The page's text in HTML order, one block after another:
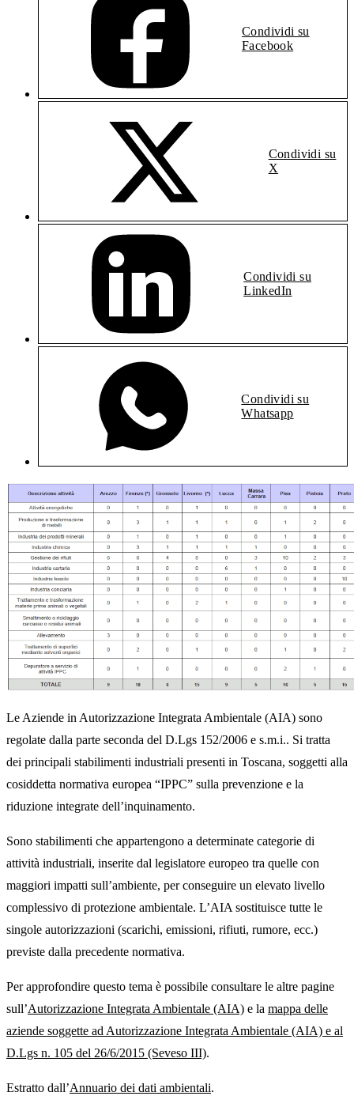
Condividi su
Facebook
Condividi su
X
Condividi su
LinkedIn
Condividi su
Whatsapp
Le Aziende in Autorizzazione Integrata Ambientale (AIA) sono
regolate dalla parte seconda del D.Lgs 152/2006 e s.m.i.. Si tratta
dei principali stabilimenti industriali presenti in Toscana, soggetti alla
cosiddetta normativa europea “IPPC” sulla prevenzione e la
riduzione integrate dell’inquinamento.
Sono stabilimenti che appartengono a determinate categorie di
attività industriali, inserite dal legislatore europeo tra quelle con
maggiori impatti sull’ambiente, per conseguire un elevato livello
complessivo di protezione ambientale. L’AIA sostituisce tutte le
singole autorizzazioni (scarichi, emissioni, rifiuti, rumore, ecc.)
previste dalla precedente normativa.
Per approfondire questo tema è possibile consultare le altre pagine
sull’Autorizzazione Integrata Ambientale (AIA) e la mappa delle
aziende soggette ad Autorizzazione Integrata Ambientale (AIA) e al
D.Lgs n. 105 del 26/6/2015 (Seveso III).
Estratto dall’Annuario dei dati ambientali.